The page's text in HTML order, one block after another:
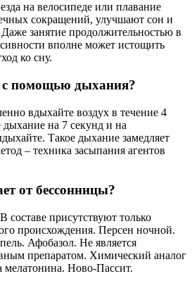
на велосипеде или плавание
сокращений, улучшают сон и
занятие продолжительностью в
вполне может истощить
ко сну.
с помощью дыхания?
вдыхайте воздух в течение 4
дыхание на 7 секунд и на
Такое дыхание замедляет
– техника засыпания агентов
от бессонницы?
составе присутствуют только
происхождения. Персен ночной.
Афобазол. Не является
препаратом. Химический аналог
мелатонина. Ново-Пассит.